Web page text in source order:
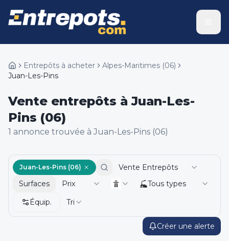
Entrepôts à acheter Alpes-Maritimes (06)
Juan-Les-Pins
Vente entrepôts à Juan-Les-
Pins (06)
1 annonce trouvée à Juan-Les-Pins (06)
Créer une alerte
Juan-Les-Pins (06)
Vente Entrepôts
Surfaces
Prix
Tous types
Équip.
Tri